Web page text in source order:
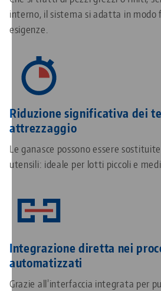
interno, il sistema si adatta in modo
esigenze.
Riduzione significativa dei
attrezzaggio
Le ganasce possono essere
utensili: ideale per lotti piccoli e medi.
Integrazione diretta nei
automatizzati
Grazie all’interfaccia integrata per